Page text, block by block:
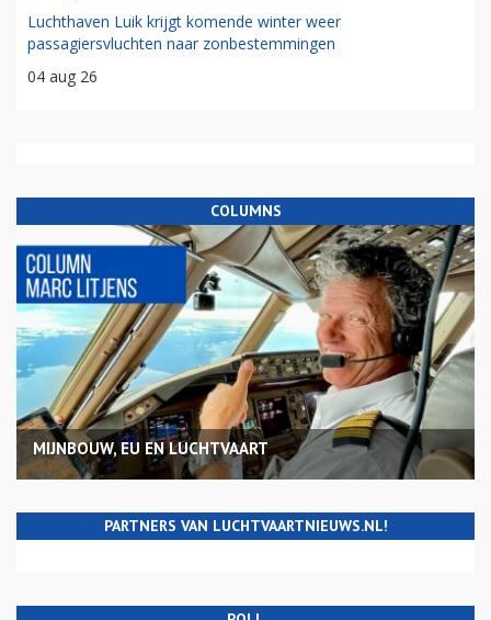
Luchthaven Luik krijgt komende winter weer
passagiersvluchten naar zonbestemmingen
04 aug 26
COLUMNS
MIJNBOUW, EU EN LUCHTVAART
PARTNERS VAN LUCHTVAARTNIEUWS.NL!